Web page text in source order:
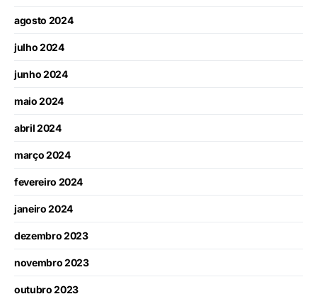
agosto 2024
julho 2024
junho 2024
maio 2024
abril 2024
março 2024
fevereiro 2024
janeiro 2024
dezembro 2023
novembro 2023
outubro 2023